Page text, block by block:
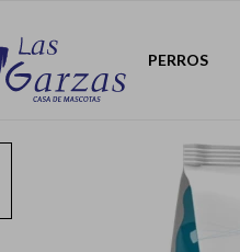
PERROS